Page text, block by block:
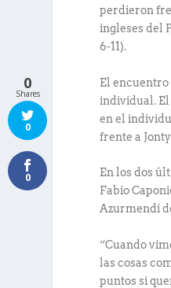
perdieron
ingleses del
6-11).
El encuentro
individual. El
en el
frente a Jonty
En los dos
Fabio
Azurmendi
“Cuando
las cosas
puntos si
0
Shares
0
0